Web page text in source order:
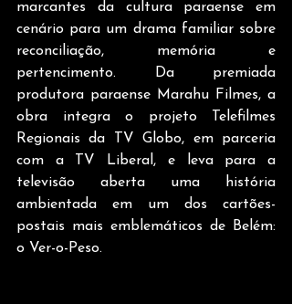
marcantes da cultura paraense em
cenário para um drama familiar sobre
reconciliação, memória e
pertencimento. Da premiada
produtora paraense Marahu Filmes, a
obra integra o projeto Telefilmes
Regionais da TV Globo, em parceria
com a TV Liberal, e leva para a
televisão aberta uma história
ambientada em um dos cartões-
postais mais emblemáticos de Belém:
o Ver-o-Peso.